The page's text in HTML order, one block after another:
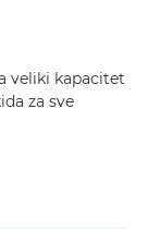
veliki kapacitet
za sve